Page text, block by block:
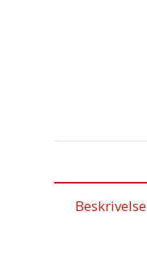
Beskrivelse